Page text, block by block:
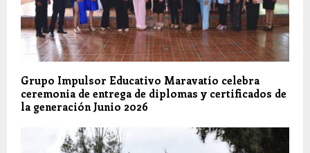
Grupo Impulsor Educativo Maravatío celebra
ceremonia de entrega de diplomas y certificados de
la generación Junio 2026